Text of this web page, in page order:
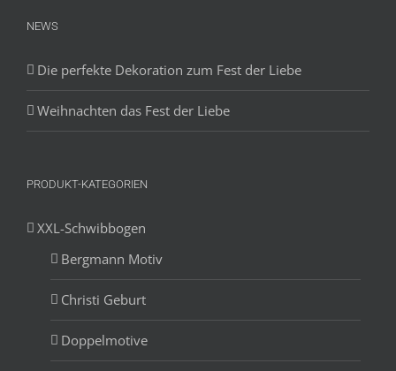
NEWS
Die perfekte Dekoration zum Fest der Liebe
Weihnachten das Fest der Liebe
PRODUKT-KATEGORIEN
XXL-Schwibbogen
Bergmann Motiv
Christi Geburt
Doppelmotive